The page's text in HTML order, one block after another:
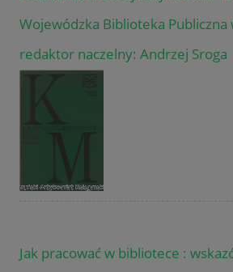
Wojewódzka Biblioteka Publiczna
redaktor naczelny: Andrzej Sroga
Jak pracować w bibliotece :